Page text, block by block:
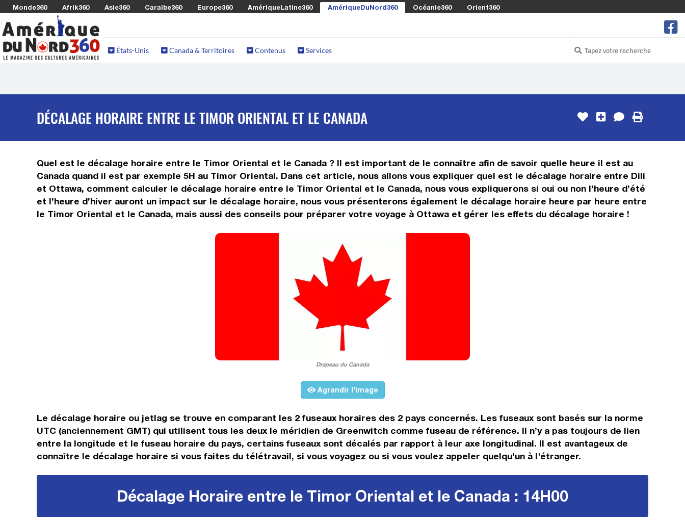
Monde360 Afrik360 Asie360 Caraibe360 Europe360 AmériqueLatine360 AmériqueDuNord360 Océanie360 Orient360
États-Unis Canada & Territoires Contenus Services
DÉCALAGE HORAIRE ENTRE LE TIMOR ORIENTAL ET LE CANADA
Quel est le décalage horaire entre le Timor Oriental et le Canada ? Il est important de le connaître afin de savoir quelle heure il est au
Canada quand il est par exemple 5H au Timor Oriental. Dans cet article, nous allons vous expliquer quel est le décalage horaire entre Dili
et Ottawa, comment calculer le décalage horaire entre le Timor Oriental et le Canada, nous vous expliquerons si oui ou non l’heure d’été
et l’heure d’hiver auront un impact sur le décalage horaire, nous vous présenterons également le décalage horaire heure par heure entre
le Timor Oriental et le Canada, mais aussi des conseils pour préparer votre voyage à Ottawa et gérer les effets du décalage horaire !
Drapeau du Canada
Agrandir l'image
Le décalage horaire ou jetlag se trouve en comparant les 2 fuseaux horaires des 2 pays concernés. Les fuseaux sont basés sur la norme
UTC (anciennement GMT) qui utilisent tous les deux le méridien de Greenwitch comme fuseau de référence. Il n’y a pas toujours de lien
entre la longitude et le fuseau horaire du pays, certains fuseaux sont décalés par rapport à leur axe longitudinal. Il est avantageux de
connaître le décalage horaire si vous faites du télétravail, si vous voyagez ou si vous voulez appeler quelqu'un à l'étranger.
Décalage Horaire entre le Timor Oriental et le Canada : 14H00